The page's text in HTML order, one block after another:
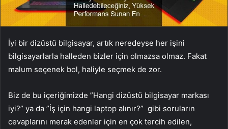
İyi bir dizüstü bilgisayar, artık neredeyse her işini
bilgisayarlarla halleden bizler için olmazsa olmaz. Fakat
malum seçenek bol, haliyle seçmek de zor.
Biz de bu içeriğimizde ”Hangi dizüstü bilgisayar markası
iyi?” ya da ”İş için hangi laptop alınır?” gibi soruların
cevaplarını merak edenler için en çok tercih edilen,